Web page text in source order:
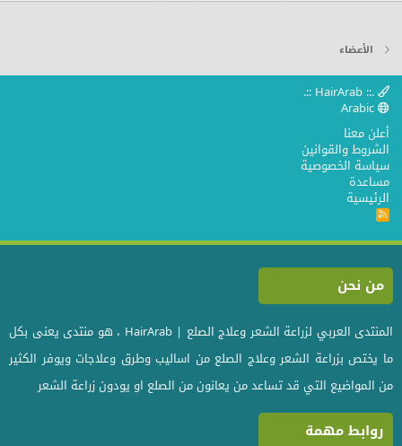
الأعضاء
.:: HairArab ::.
أعلن معنا
الشروط والقوانين
سياسة الخصوصية
مساعدة
الرئيسية
R
S
S
من نحن
المنتدى العربي لزراعة الشعر وعلاج الصلع | HairArab ، هو منتدى يعنى بكل
ما يختص بزراعة الشعر وعلاج الصلع من اساليب وطرق وعلاجات ويوفر الكثير
من المواضيع التي قد تساعد من يعانون من الصلع او يودون زراعة الشعر
روابط مهمة